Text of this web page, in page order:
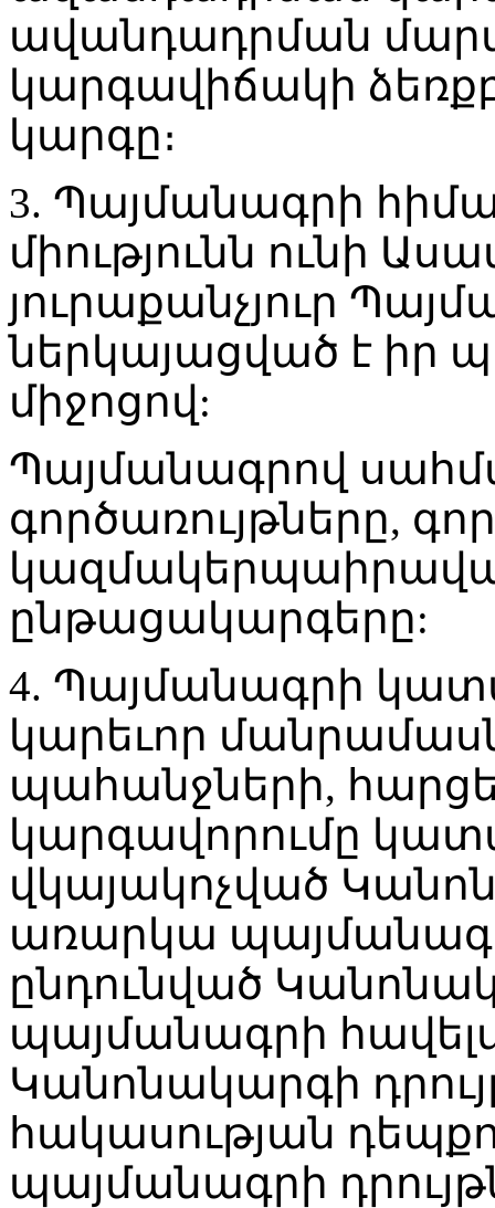
ավանդադրման
կարգավիճակի
կարգը։
3. Պայմանագրի
միությունն ունի
յուրաքանչյուր
ներկայացված է իր
միջոցով:
Պայմանագրով
գործառույթները,
ընթացակարգերը:
4. Պայմանագրի
կարեւոր
պահանջների,
կարգավորումը
վկայակոչված
առարկա
ընդունված
պայմանագրի
Կանոնակարգի
հակասության
պայմանագրի